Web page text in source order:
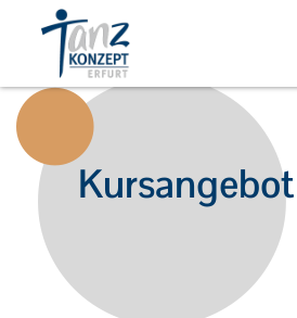
Kursangebot